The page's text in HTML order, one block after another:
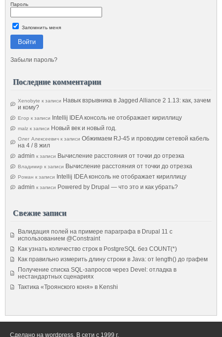
Пароль
Запомнить меня
Войти
Забыли пароль?
Последние комментарии
Xenobyte к записи Навык взрывника в Jagged Alliance 2 1.13: как, зачем
и кому?
Егор к записи Intellij IDEA консоль не отображает кириллицу
malz к записи Новый век и новый год.
Олег Алексеевич к записи Обжимаем RJ-45 и проводим сетевой кабель
на 4 / 8 жил
admin к записи Вычисление расстояния от точки до отрезка
Владимир к записи Вычисление расстояния от точки до отрезка
Роман к записи
Intellij IDEA консоль не отображает кириллицу
admin к записи Powered by Drupal — что это и как убрать?
Свежие записи
Валидация полей на примере параграфа в Drupal 11 с
использованием @Constraint
Как узнать количество строк в PostgreSQL без COUNT(*)
Как правильно измерить длину строки в Java: от length() до графем
Получение списка SQL-запросов через Devel: отладка в
нестандартных сценариях
Тактика «Троянского коня» в Kenshi
Сделано на wordpress. В сети с 1999 г.